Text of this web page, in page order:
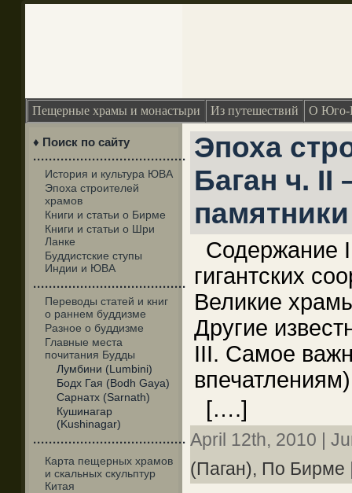
Пещерные храмы и монастыри Из путешествий О Юго-
♦ Поиск по сайту
·······································
История и культура ЮВА
Эпоха строителей
храмов
Книги и статьи о Бирме
Книги и статьи о Шри
Ланке
Буддистские ступы
Индии и ЮВА
·······································
Переводы статей и книг
о раннем буддизме
Разное о буддизме
Главные места
почитания Будды
Лумбини (Lumbini)
Бодх Гая (Bodh Gaya)
Сарнатх (Sarnath)
Кушинагар
(Kushinagar)
·······································
Карта пещерных храмов
и скальных скульптур
Китая
Эпоха
Баган ч. II
памятники
Содержание
гигантских
Великие
Другие
III. Самое
впечатлениям)
[….]
April 12th, 2010 |
(Паган), По Бирме